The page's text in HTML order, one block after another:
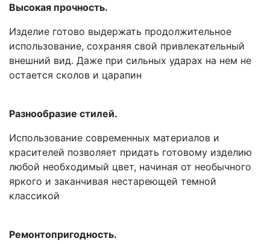
Высокая прочность.
Изделие готово выдержать продолжительное
использование, сохраняя свой привлекательный
внешний вид. Даже при сильных ударах на нем не
остается сколов и царапин
Разнообразие стилей.
Использование современных материалов и
красителей позволяет придать готовому изделию
любой необходимый цвет, начиная от необычного
яркого и заканчивая нестареющей темной
классикой
Ремонтопригодность.